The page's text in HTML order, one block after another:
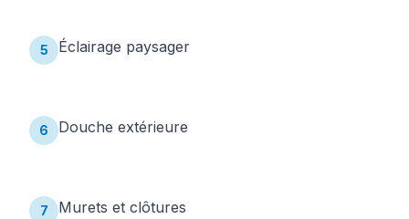
5 Éclairage paysager
6 Douche extérieure
7 Murets et clôtures